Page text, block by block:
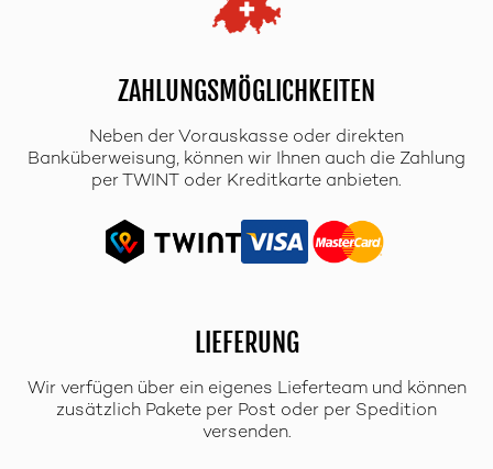
ZAHLUNGSMÖGLICHKEITEN
Neben der Vorauskasse oder direkten
Banküberweisung, können wir Ihnen auch die Zahlung
per TWINT oder Kreditkarte anbieten.
LIEFERUNG
Wir verfügen über ein eigenes Lieferteam und können
zusätzlich Pakete per Post oder per Spedition
versenden.